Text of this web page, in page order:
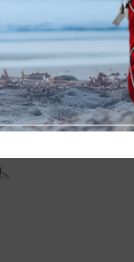
Campfire
25-